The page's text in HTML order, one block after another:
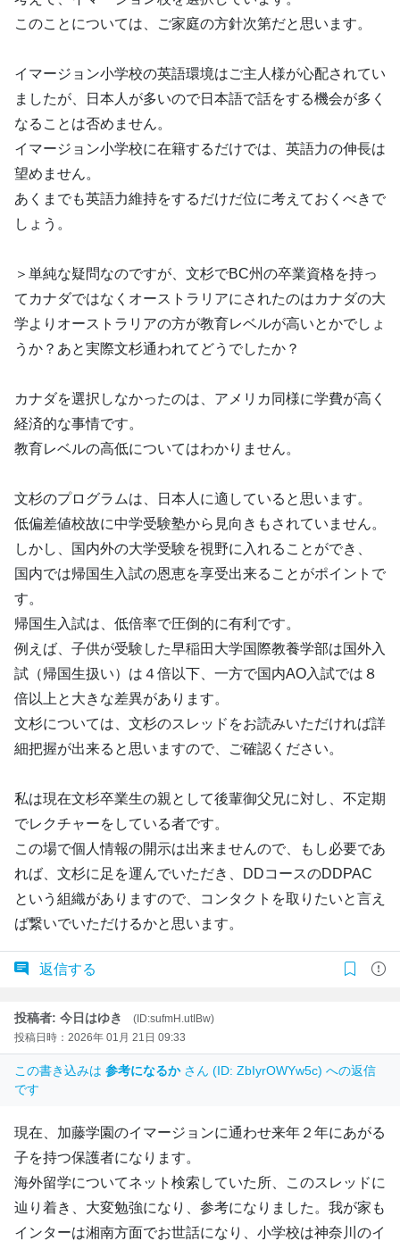
このことについては、ご家庭の方針次第だと思います。
イマージョン小学校の英語環境はご主人様が心配されてい
ましたが、日本人が多いので日本語で話をする機会が多く
なることは否めません。
イマージョン小学校に在籍するだけでは、英語力の伸長は
望めません。
あくまでも英語力維持をするだけだ位に考えておくべきで
しょう。
＞単純な疑問なのですが、文杉でBC州の卒業資格を持っ
てカナダではなくオーストラリアにされたのはカナダの大
学よりオーストラリアの方が教育レベルが高いとかでしょ
うか？あと実際文杉通われてどうでしたか？
カナダを選択しなかったのは、アメリカ同様に学費が高く
経済的な事情です。
教育レベルの高低についてはわかりません。
文杉のプログラムは、日本人に適していると思います。
低偏差値校故に中学受験塾から見向きもされていません。
しかし、国内外の大学受験を視野に入れることができ、
国内では帰国生入試の恩恵を享受出来ることがポイントで
す。
帰国生入試は、低倍率で圧倒的に有利です。
例えば、子供が受験した早稲田大学国際教養学部は国外入
試（帰国生扱い）は４倍以下、一方で国内AO入試では８
倍以上と大きな差異があります。
文杉については、文杉のスレッドをお読みいただければ詳
細把握が出来ると思いますので、ご確認ください。
私は現在文杉卒業生の親として後輩御父兄に対し、不定期
でレクチャーをしている者です。
この場で個人情報の開示は出来ませんので、もし必要であ
れば、文杉に足を運んでいただき、DDコースのDDPAC
という組織がありますので、コンタクトを取りたいと言え
ば繋いでいただけるかと思います。
返信する
投稿者: 今日はゆき
(ID:sufmH.utIBw)
投稿日時：2026年 01月 21日 09:33
この書き込みは 参考になるか さん (ID: ZbIyrOWYw5c) への返信
です
現在、加藤学園のイマージョンに通わせ来年２年にあがる
子を持つ保護者になります。
海外留学についてネット検索していた所、このスレッドに
辿り着き、大変勉強になり、参考になりました。我が家も
インターは湘南方面でお世話になり、小学校は神奈川のイ